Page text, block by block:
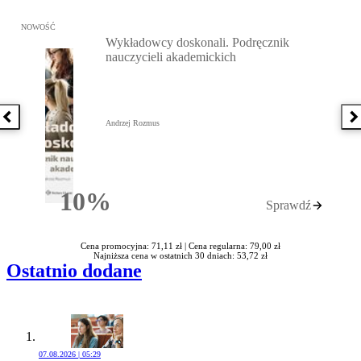
Poprzednia książka
Przejdź do: Wykładowcy doskonali. Podręcznik nauczycieli
NOWOŚĆ
10%Rabatu
Wykładowcy doskonali. Podręcznik
nauczycieli akademickich
Andrzej Rozmus
Sprawdź
Cena promocyjna: 71,11 zł | Cena regularna: 79,00 zł
Najniższa cena w ostatnich 30 dniach: 53,72 zł
Ostatnio dodane
07.08.2026 | 05:29